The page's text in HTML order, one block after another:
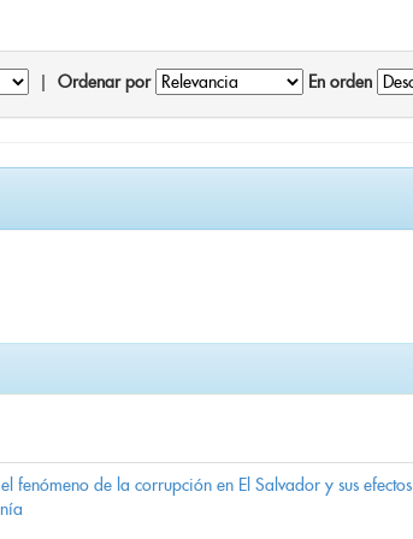
Ordenar por En orden
fenómeno de la corrupción en El Salvador y sus efectos